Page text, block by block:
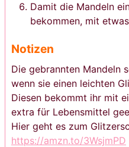
Damit die Mandeln
bekommen, mit etwas
Notizen
Die gebrannten Mandeln
wenn sie einen leichten
Diesen bekommt ihr mit
extra für Lebensmittel
Hier geht es zum
https://amzn.to/3WsjmPD